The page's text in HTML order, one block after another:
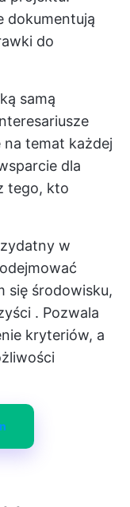
dokumentują
do
samą
temat każdej
dla
tego, kto
w
się środowisku,
. Pozwala
kryteriów, a